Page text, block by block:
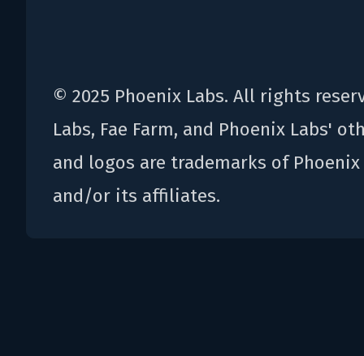
© 2025 Phoenix Labs. All rights
Labs, Fae Farm, and Phoenix Labs'
and logos are trademarks of Phoenix
and/or its affiliates.